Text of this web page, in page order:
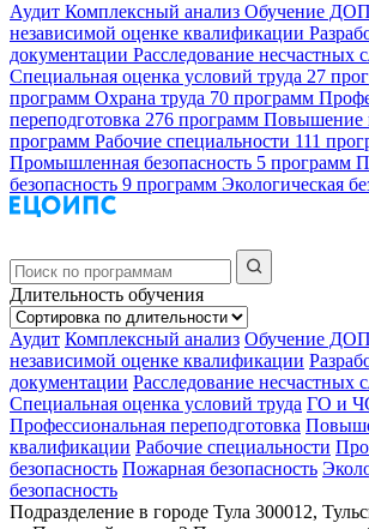
Аудит Комплексный анализ Обучение
независимой оценке квалификации
документации Расследование несчастных
Специальная оценка условий труда 27
программ Охрана труда 70 программ
переподготовка 276 программ Повышение
программ Рабочие специальности 111
Промышленная безопасность 5 программ
безопасность 9 программ Экологическая
Длительность обучения
Аудит Комплексный анализ Обучение
независимой оценке квалификации
документации Расследование несчастных
Специальная оценка условий труда ГО и
Профессиональная переподготовка
квалификации Рабочие специальности
безопасность Пожарная безопасность
безопасность
Подразделение в городе Тула 300012,